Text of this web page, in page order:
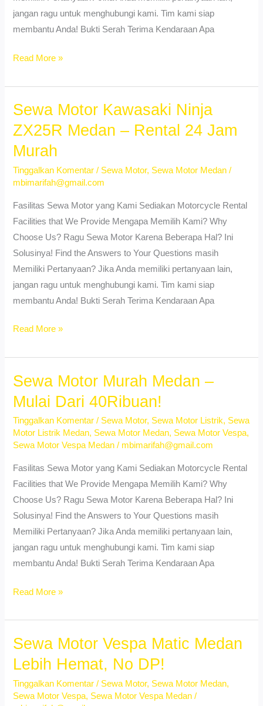
jangan ragu untuk menghubungi kami. Tim kami siap
membantu Anda! Bukti Serah Terima Kendaraan Apa
Sewa
Listrik
Medan
–
Ramah
Lingkungan!
Read More »
Sewa Motor Kawasaki Ninja
ZX25R Medan – Rental 24 Jam
Murah
Tinggalkan Komentar / Sewa Motor, Sewa Motor Medan /
mbimarifah@gmail.com
Fasilitas Sewa Motor yang Kami Sediakan Motorcycle Rental
Facilities that We Provide Mengapa Memilih Kami? Why
Choose Us? Ragu Sewa Motor Karena Beberapa Hal? Ini
Solusinya! Find the Answers to Your Questions masih
Memiliki Pertanyaan? Jika Anda memiliki pertanyaan lain,
jangan ragu untuk menghubungi kami. Tim kami siap
membantu Anda! Bukti Serah Terima Kendaraan Apa
Sewa
Kawasaki
Ninja
Medan
–
Rental
Jam
Murah
Read More »
Sewa Motor Murah Medan –
Mulai Dari 40Ribuan!
Tinggalkan Komentar / Sewa Motor, Sewa Motor Listrik, Sewa
Motor Listrik Medan, Sewa Motor Medan, Sewa Motor Vespa,
Sewa Motor Vespa Medan / mbimarifah@gmail.com
Fasilitas Sewa Motor yang Kami Sediakan Motorcycle Rental
Facilities that We Provide Mengapa Memilih Kami? Why
Choose Us? Ragu Sewa Motor Karena Beberapa Hal? Ini
Solusinya! Find the Answers to Your Questions masih
Memiliki Pertanyaan? Jika Anda memiliki pertanyaan lain,
jangan ragu untuk menghubungi kami. Tim kami siap
membantu Anda! Bukti Serah Terima Kendaraan Apa
Sewa
Murah
Medan
Mulai
Dari
Read More »
Sewa Motor Vespa Matic Medan
Lebih Hemat, No DP!
Tinggalkan Komentar / Sewa Motor, Sewa Motor Medan,
Sewa Motor Vespa, Sewa Motor Vespa Medan /